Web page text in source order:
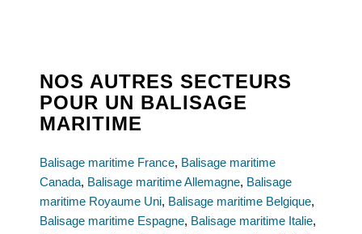
NOS AUTRES SECTEURS
POUR UN BALISAGE
MARITIME
Balisage maritime France, Balisage maritime
Canada, Balisage maritime Allemagne, Balisage
maritime Royaume Uni, Balisage maritime Belgique,
Balisage maritime Espagne, Balisage maritime Italie,